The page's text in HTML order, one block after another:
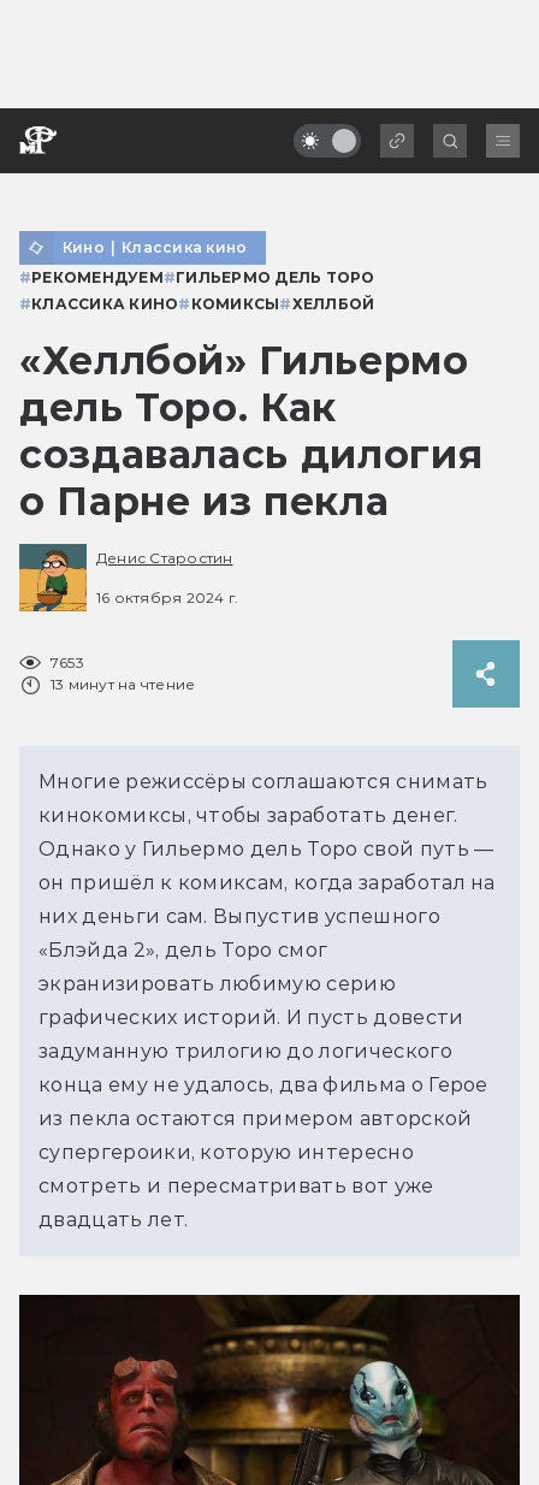
Кино | Классика кино
#РЕКОМЕНДУЕМ#ГИЛЬЕРМО ДЕЛЬ ТОРО
#КЛАССИКА КИНО# КОМИКСЫ#ХЕЛЛБОЙ
«Хеллбой» Гильермо
дель Торо. Как
создавалась дилогия
о Парне из пекла
Денис Старостин
16 октября 2024 г.
7653
13 минут на чтение
Многие режиссёры соглашаются снимать
кинокомиксы, чтобы заработать денег.
Однако у Гильермо дель Торо свой путь —
он пришёл к комиксам, когда заработал на
них деньги сам. Выпустив успешного
«Блэйда 2», дель Торо смог
экранизировать любимую серию
графических историй. И пусть довести
задуманную трилогию до логического
конца ему не удалось, два фильма о Герое
из пекла остаются примером авторской
супергероики, которую интересно
смотреть и пересматривать вот уже
двадцать лет.